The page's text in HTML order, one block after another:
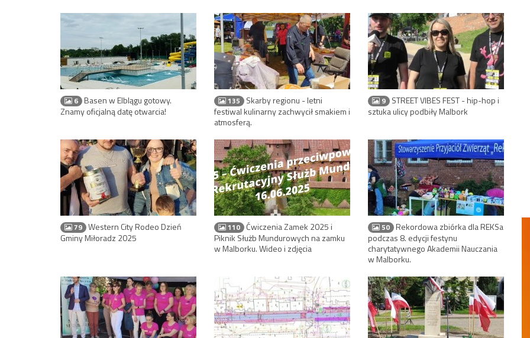
6 Basen w Elblągu gotowy.
Znamy oficjalną datę otwarcia!
135 Skarby regionu - letni
festiwal kulinarny zachwycił smakiem i
atmosferą.
9 STREET VIBES FEST - hip-hop i
sztuka ulicy podbiły Malbork
79 Western City Rodeo Dzień
Gminy Miłoradz 2025
110 Ćwiczenia Zamek 2025 i
Piknik Służb Mundurowych na zamku
w Malborku. Wideo i zdjęcia
50 Rekordowa zbiórka dla REKSa
podczas 8. edycji festynu
charytatywnego Akademii Nauczania
w Malborku.